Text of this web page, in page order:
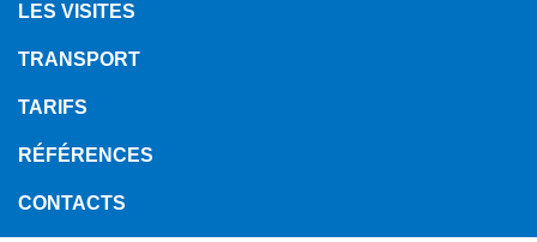
LES VISITES
TRANSPORT
TARIFS
RÉFÉRENCES
CONTACTS